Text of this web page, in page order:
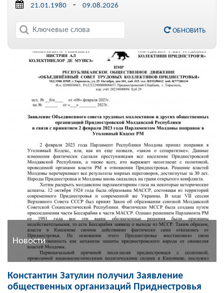
-
ОБНОВИТЬ
Новости
Константин Затулин получил Заявление
общественных организаций Приднестровья